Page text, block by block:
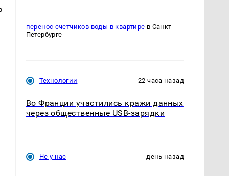
перенос счетчиков воды в квартире в Санкт-
Петербурге
Технологии 22 часа назад
Во Франции участились кражи данных
через общественные USB-зарядки
Не у нас день назад